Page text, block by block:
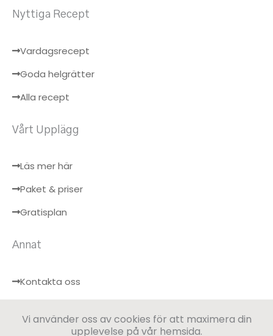
Nyttiga Recept
Vardagsrecept
Goda helgrätter
Alla recept
Vårt Upplägg
Läs mer här
Paket & priser
Gratisplan
Annat
Kontakta oss
Vi använder oss av cookies för att maximera din
upplevelse på vår hemsida.